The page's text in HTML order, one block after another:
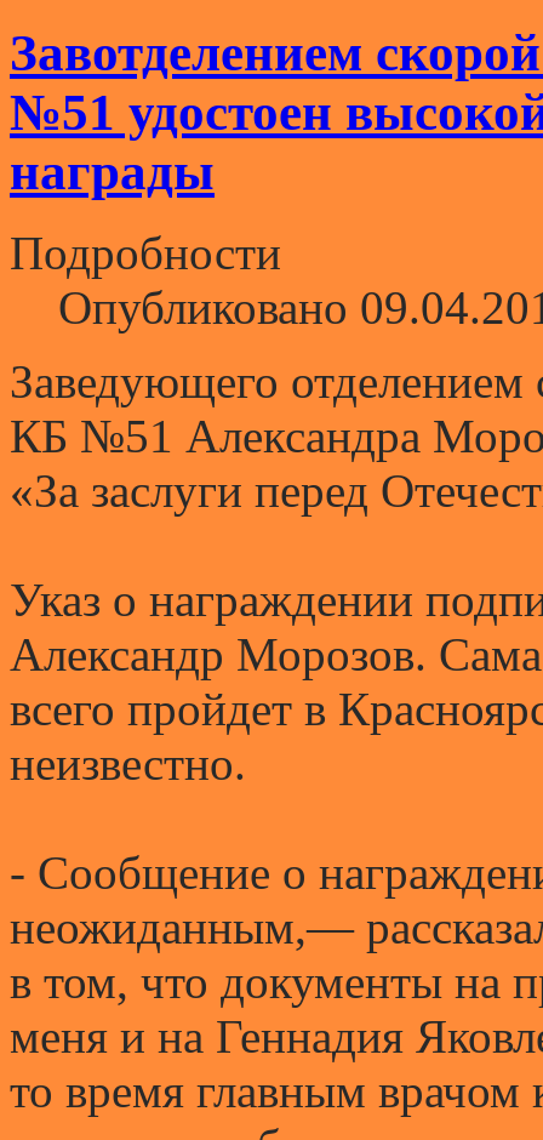
Завотделением
№51 удостоен
награды
Подробности
Опубликовано
Заведующего
КБ №51 Александра
«За заслуги перед
Указ о награждении
Александр Морозов.
всего пройдет в
неизвестно.
- Сообщение о
неожиданным,—
в том, что документы на
меня и на Геннадия
то время главным